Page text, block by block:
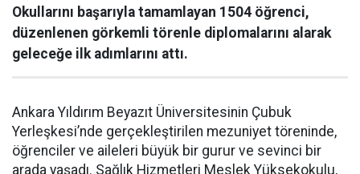
Okullarını başarıyla tamamlayan 1504 öğrenci,
düzenlenen görkemli törenle diplomalarını alarak
geleceğe ilk adımlarını attı.
Ankara Yıldırım Beyazıt Üniversitesinin Çubuk
Yerleşkesi’nde gerçekleştirilen mezuniyet töreninde,
öğrenciler ve aileleri büyük bir gurur ve sevinci bir
arada yaşadı. Sağlık Hizmetleri Meslek Yüksekokulu,